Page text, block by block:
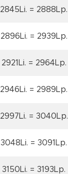
2845Li. = 2888Lp.
2896Li. = 2939Lp.
2921Li. = 2964Lp.
2946Li. = 2989Lp.
2997Li. = 3040Lp.
3048Li. = 3091Lp.
3150Li. = 3193Lp.